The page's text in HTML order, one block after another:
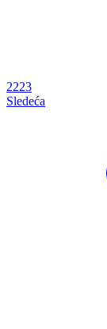
2223
Sledeća